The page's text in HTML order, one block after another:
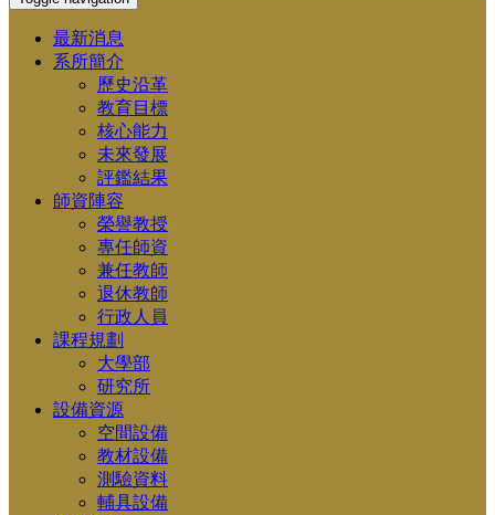
最新消息
系所簡介
歷史沿革
教育目標
核心能力
未來發展
評鑑結果
師資陣容
榮譽教授
專任師資
兼任教師
退休教師
行政人員
課程規劃
大學部
研究所
設備資源
空間設備
教材設備
測驗資料
輔具設備